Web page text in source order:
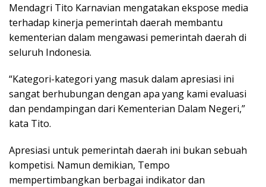
Mendagri Tito Karnavian mengatakan ekspose media
terhadap kinerja pemerintah daerah membantu
kementerian dalam mengawasi pemerintah daerah di
seluruh Indonesia.
“Kategori-kategori yang masuk dalam apresiasi ini
sangat berhubungan dengan apa yang kami evaluasi
dan pendampingan dari Kementerian Dalam Negeri,”
kata Tito.
Apresiasi untuk pemerintah daerah ini bukan sebuah
kompetisi. Namun demikian, Tempo
mempertimbangkan berbagai indikator dan